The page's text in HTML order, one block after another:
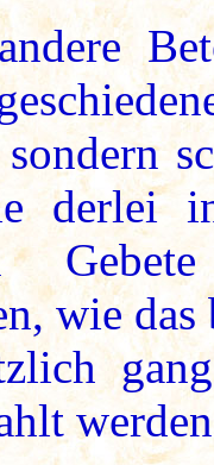
sondern
derlei
wie